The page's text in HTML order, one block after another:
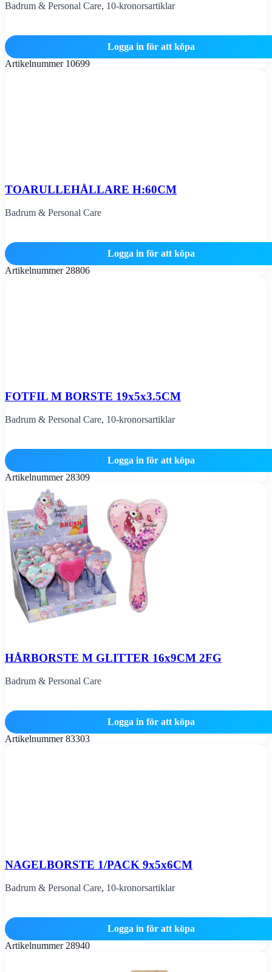
Badrum & Personal Care, 10-kronorsartiklar
Logga in för att köpa
Artikelnummer 10699
TOARULLEHÅLLARE H:60CM
Badrum & Personal Care
Logga in för att köpa
Artikelnummer 28806
FOTFIL M BORSTE 19x5x3.5CM
Badrum & Personal Care, 10-kronorsartiklar
Logga in för att köpa
Artikelnummer 28309
HÅRBORSTE M GLITTER 16x9CM 2FG
Badrum & Personal Care
Logga in för att köpa
Artikelnummer83303
NAGELBORSTE 1/PACK 9x5x6CM
Badrum & Personal Care, 10-kronorsartiklar
Logga in för att köpa
Artikelnummer 28940